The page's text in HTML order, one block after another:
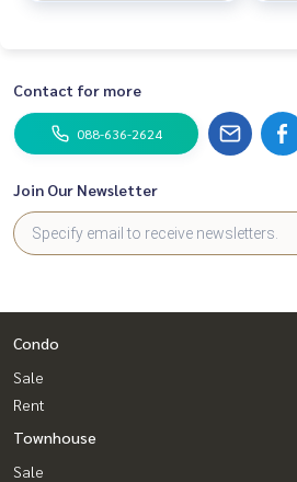
Contact for more
088-636-2624
Join Our Newsletter
Condo
Sale
Rent
Townhouse
Sale